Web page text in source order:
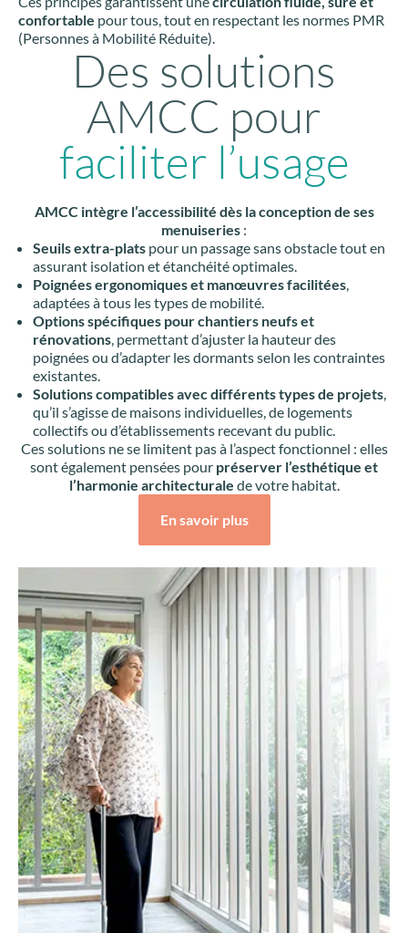
confortable pour tous, tout en respectant les normes PMR
(Personnes à Mobilité Réduite).
Des solutions
AMCC pour
faciliter l’usage
AMCC intègre l’accessibilité dès la conception de ses
menuiseries :
Seuils extra-plats pour un passage sans obstacle tout en
assurant isolation et étanchéité optimales.
Poignées ergonomiques et manœuvres facilitées
adaptées à tous les types de mobilité.
Options spécifiques pour chantiers neufs et
rénovations , permettant d’ajuster la hauteur des
poignées ou d’adapter les dormants selon les contraintes
existantes.
Solutions compatibles avec différents types de projets
qu’il s’agisse de maisons individuelles, de logements
collectifs ou d’établissements recevant du public.
Ces solutions ne se limitent pas à l’aspect fonctionnel : elles
sont également pensées pour préserver l’esthétique et
l’harmonie architecturale de votre habitat.
En savoir plus